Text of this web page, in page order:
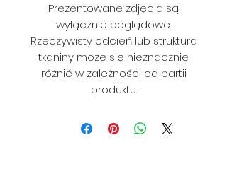
Prezentowane zdjęcia są
wyłącznie poglądowe.
Rzeczywisty odcień lub struktura
tkaniny może się nieznacznie
różnić w zależności od partii
produktu.